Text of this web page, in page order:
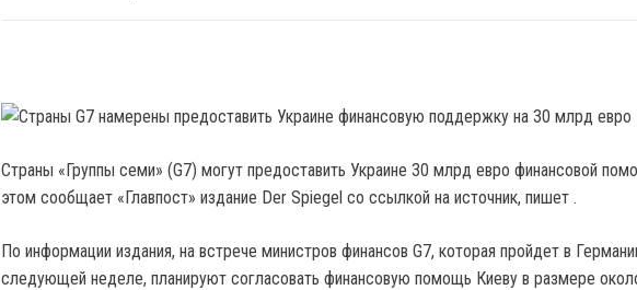
Страны «Группы семи» (G7) могут предоставить Украине 30 млрд евро финансовой
этом сообщает «Главпост» издание Der Spiegel со ссылкой на источник, пишет .
По информации издания, на встрече министров финансов G7, которая пройдет в
следующей неделе, планируют согласовать финансовую помощь Киеву в размере